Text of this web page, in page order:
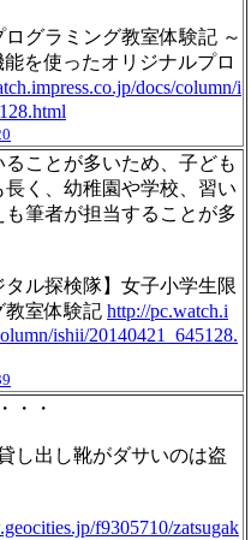
グラミング教室体験記 ～
能を使ったオリジナルプロ
docs/column/i
ることが多いため、子ども
く、幼稚園や学校、習い
筆者が担当することが多
タル探検隊】女子小学生限
教室体験記 http://pc.watch.i
ishii/20140421_645128.
・・
し出し靴がダサいのは盗
f9305710/zatsugak